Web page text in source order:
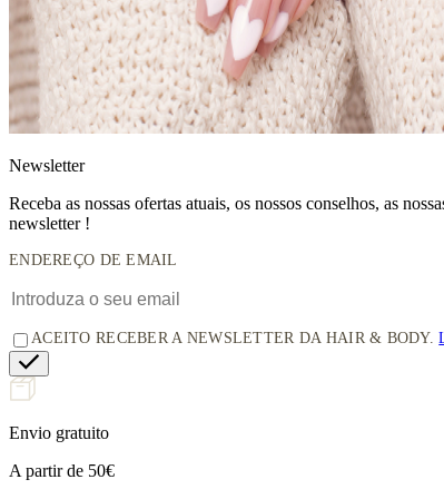
Newsletter
Receba as nossas ofertas atuais, os nossos conselhos, as
newsletter !
ENDEREÇO DE EMAIL
ACEITO RECEBER A NEWSLETTER DA HAIR & BODY.
Envio gratuito
A partir de 50€